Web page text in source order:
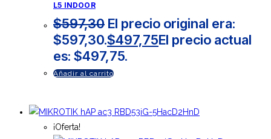
L5 INDOOR
$597,30 El precio original era:
$597,30.$497,75El precio actual
es: $497,75.
Añadir al carrito
¡Oferta!